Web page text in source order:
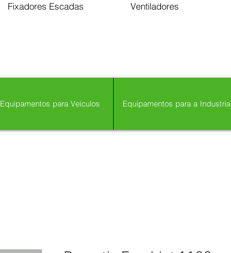
Fixadores Escadas Ventiladores
Equipamentos para Veículos Equipamentos para a Industria